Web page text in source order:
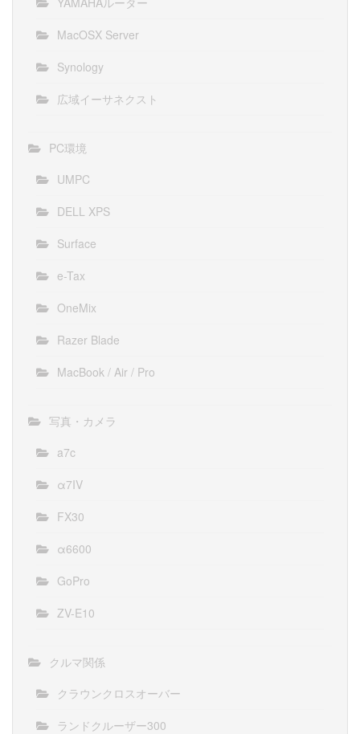
MacOSX Server
Synology
広域イーサネクスト
PC環境
UMPC
DELL XPS
Surface
e-Tax
OneMix
Razer Blade
MacBook / Air / Pro
写真・カメラ
a7c
α7IV
FX30
α6600
GoPro
ZV-E10
クルマ関係
クラウンクロスオーバー
ランドクルーザー300